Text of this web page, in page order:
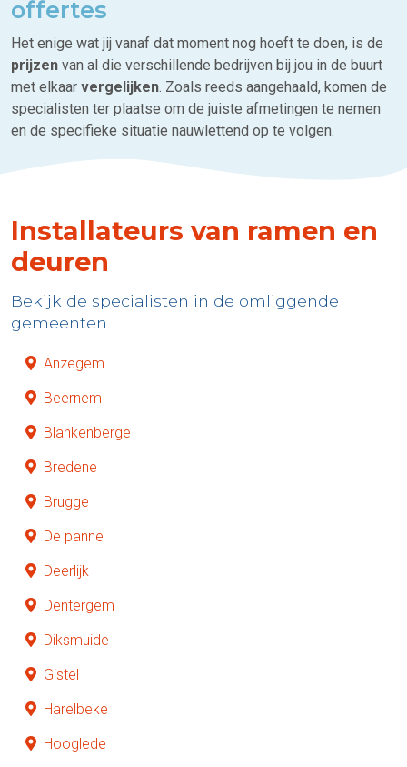
offertes
Het enige wat jij vanaf dat moment nog hoeft te doen, is de
prijzen van al die verschillende bedrijven bij jou in de buurt
met elkaar vergelijken. Zoals reeds aangehaald, komen de
specialisten ter plaatse om de juiste afmetingen te nemen
en de specifieke situatie nauwlettend op te volgen.
Installateurs van ramen en
deuren
Bekijk de specialisten in de omliggende
gemeenten
Anzegem
Beernem
Blankenberge
Bredene
Brugge
De panne
Deerlijk
Dentergem
Diksmuide
Gistel
Harelbeke
Hooglede